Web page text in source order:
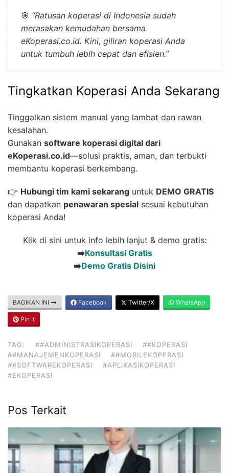
🎯 “Ratusan koperasi di Indonesia sudah
merasakan kemudahan bersama
eKoperasi.co.id. Kini, giliran koperasi Anda
untuk tumbuh lebih cepat dan efisien.”
Tingkatkan Koperasi Anda Sekarang
Tinggalkan sistem manual yang lambat dan rawan
kesalahan.
Gunakan software koperasi digital dari
eKoperasi.co.id—solusi praktis, aman, dan terbukti
membantu koperasi berkembang.
👉 Hubungi tim kami sekarang untuk DEMO GRATIS
dan dapatkan penawaran spesial sesuai kebutuhan
koperasi Anda!
Klik di sini untuk info lebih lanjut & demo gratis:
➡️Konsultasi Gratis
➡️Demo Gratis Disini
BAGIKAN INI Facebook Twitter/X WhatsApp
Pin It
TAG: ##ADMINISTRASIKOPERASI
##KOPERASI
##MANAJEMENKOPERASI
##MOBILEKOPERASI
##SOFTWAREKOPERASI
#APLIKASIKOPERASI
#EKOPERASI
Pos Terkait